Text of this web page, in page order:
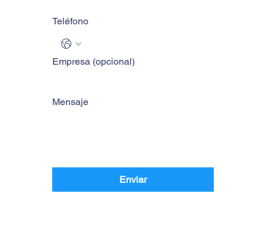
Teléfono
Empresa (opcional)
Mensaje
Enviar